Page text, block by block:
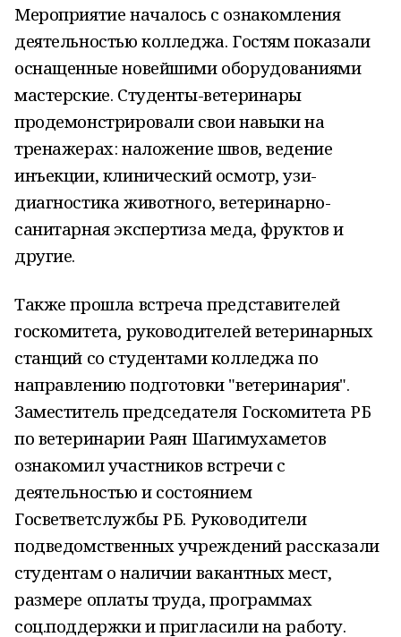
Мероприятие началось с ознакомления
деятельностью колледжа. Гостям показали
оснащенные новейшими оборудованиями
мастерские. Студенты-ветеринары
продемонстрировали свои навыки на
тренажерах: наложение швов, ведение
инъекции, клинический осмотр, узи-
диагностика животного, ветеринарно-
санитарная экспертиза меда, фруктов и
другие.
Также прошла встреча представителей
госкомитета, руководителей ветеринарных
станций со студентами колледжа по
направлению подготовки "ветеринария".
Заместитель председателя Госкомитета РБ
по ветеринарии Раян Шагимухаметов
ознакомил участников встречи с
деятельностью и состоянием
Госветветслужбы РБ. Руководители
подведомственных учреждений рассказали
студентам о наличии вакантных мест,
размере оплаты труда, программах
соц.поддержки и пригласили на работу.